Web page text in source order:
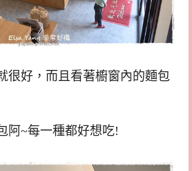
很好，而且看著櫥窗內的麵包
阿~每一種都好想吃!